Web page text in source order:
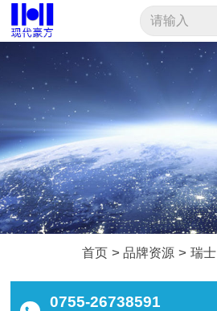
首页 > 品牌资源 > 瑞士
0755-26738591